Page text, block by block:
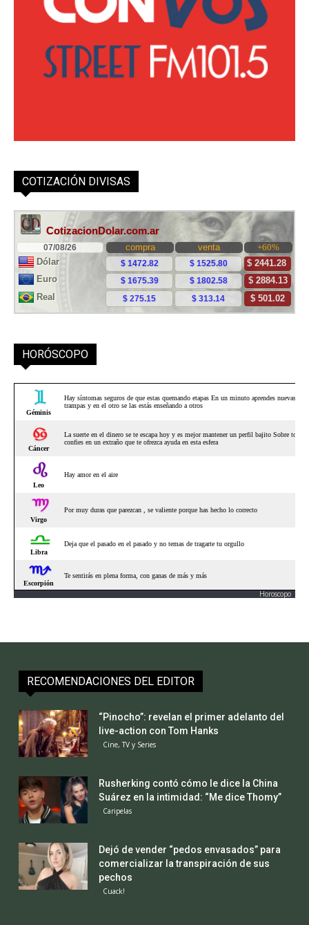
COTIZACIÓN DIVISAS
HORÓSCOPO
Horoscopo
RECOMENDACIONES DEL EDITOR
“Pinocho”: revelan el primer adelanto del
live-action con Tom Hanks
Cine, TV y Series
Rusherking contó cómo le dice la China
Suárez en la intimidad: “Me dice Thomy”
Caripelas
Dejó de vender “pedos envasados” para
comercializar la transpiración de sus
pechos
Cuack!